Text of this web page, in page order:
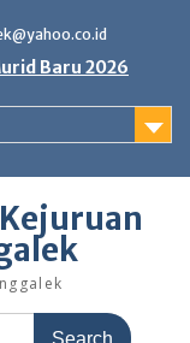
Baru 2026